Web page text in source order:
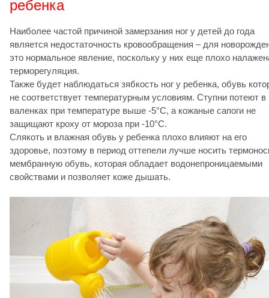
ребенка
Наиболее частой причиной замерзания ног у детей до года
является недостаточность кровообращения – для
это нормальное явление, поскольку у них еще плохо
терморегуляция.
Также будет наблюдаться зябкость ног у ребенка, обувь
не соответствует температурным условиям. Ступни потеют в
валенках при температуре выше -5°C, а кожаные сапоги не
защищают кроху от мороза при -10°C.
Слякоть и влажная обувь у ребенка плохо влияют на его
здоровье, поэтому в период оттепели лучше носить
мембранную обувь, которая обладает водонепроницаемыми
свойствами и позволяет коже дышать.